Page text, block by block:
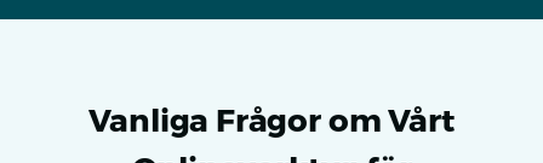
Vanliga Frågor om Vårt